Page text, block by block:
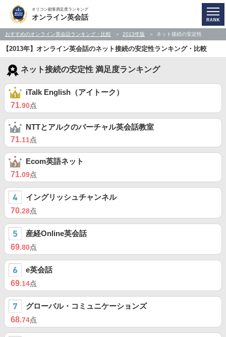
オリコン顧客満足度ランキング
オンライン英会話
おすすめのオンライン英会話ランキング・比較 2013年版 ネット接続の安定性
【2013年】オンライン英会話のネット接続の安定性ランキング・比較
ネット接続の安定性 満足度ランキング
iTalk English（アイトーク）
71.90点
NTTとアルクのバーチャル英会話教室
71.11点
Ecom英語ネット
71.09点
イングリッシュチャンネル
70.28点
産経Online英会話
69.80点
e英会話
69.14点
グローバル・コミュニケーションズ
68.74点